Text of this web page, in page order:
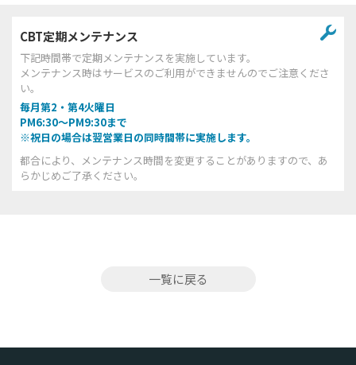
CBT定期メンテナンス
下記時間帯で定期メンテナンスを実施しています。
メンテナンス時はサービスのご利用ができませんのでご注意くださ
い。
毎月第2・第4火曜日
PM6:30～PM9:30まで
※祝日の場合は翌営業日の同時間帯に実施します。
都合により、メンテナンス時間を変更することがありますので、あ
らかじめご了承ください。
一覧に戻る